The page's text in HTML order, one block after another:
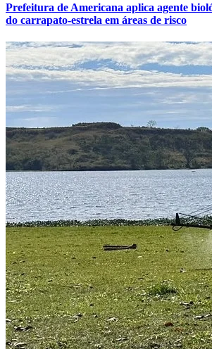
Ceará
Prefeitura de Americana aplica agente
do carrapato-estrela em áreas de risco